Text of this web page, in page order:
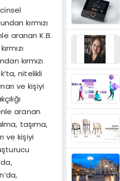
kırmızı
aranan K.B.
kırmızı
nitelikli
ve kişiyi
aranan
taşıma,
ve kişiyi